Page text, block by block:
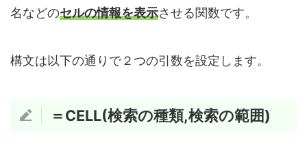
名などのセルの情報を表示させる関数です。
構文は以下の通りで２つの引数を設定します。
＝CELL(検索の種類,検索の範囲)